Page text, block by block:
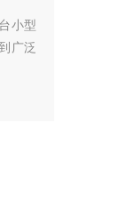
小型
广泛